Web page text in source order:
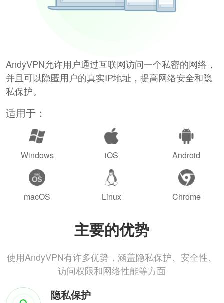
AndyVPN允许用户通过互联网访问一个私密的网络，
并且可以隐匿用户的真实IP地址，提高网络安全和隐
私保护。
适用于：
Windows iOS Android
macOS Linux Chrome
主要的优势
使用AndyVPN有许多优势，涵盖隐私保护、安全性、
访问权限和网络性能等方面
隐私保护